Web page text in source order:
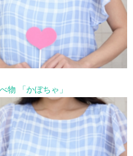
物 「かぼちゃ」